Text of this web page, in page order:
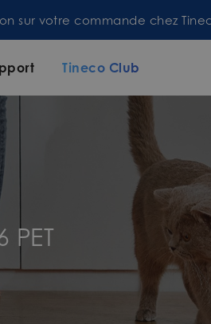
sur votre commande chez
Tineco Club